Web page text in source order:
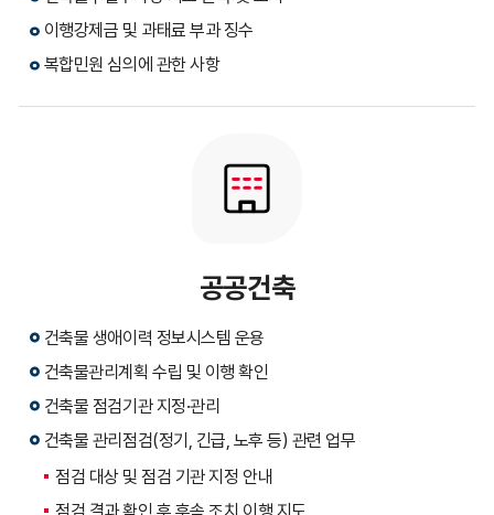
이행강제금 및 과태료 부과 징수
복합민원 심의에 관한 사항
공공건축
건축물 생애이력 정보시스템 운용
건축물관리계획 수립 및 이행 확인
건축물 점검기관 지정·관리
건축물 관리점검(정기, 긴급, 노후 등) 관련 업무
점검 대상 및 점검 기관 지정 안내
점검 결과 확인 후 후속 조치 이행 지도